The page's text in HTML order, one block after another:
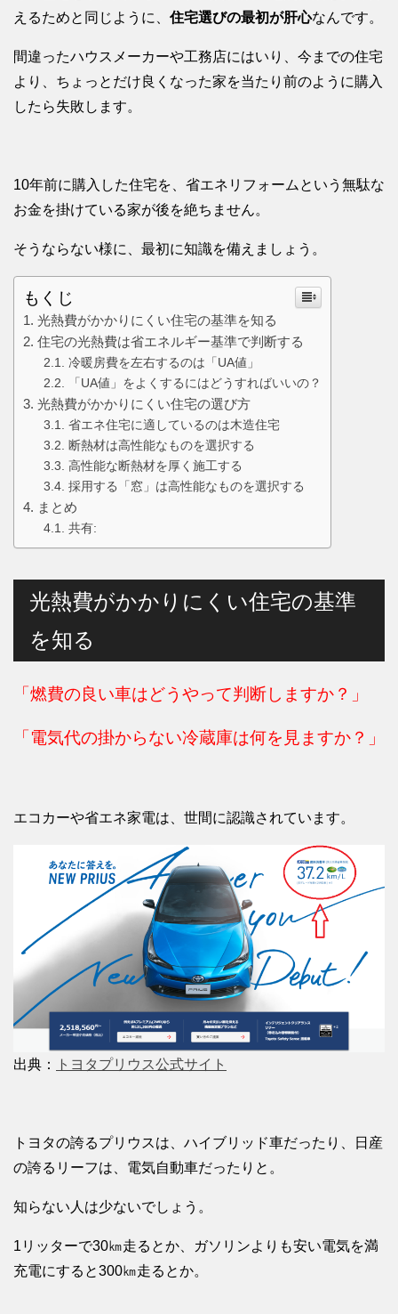
えるためと同じように、 住宅選びの最初が肝心なんです。
間違ったハウスメーカーや工務店にはいり、今までの住宅
より、ちょっとだけ良くなった家を当たり前のように購入
したら失敗します。
10年前に購入した住宅を、省エネリフォームという無駄な
お金を掛けている家が後を絶ちません。
そうならない様に、最初に知識を備えましょう。
もくじ
光熱費がかかりにくい住宅の基準を知る
住宅の光熱費は省エネルギー基準で判断する
冷暖房費を左右するのは「UA値」
「UA値」をよくするにはどうすればいいの？
光熱費がかかりにくい住宅の選び方
省エネ住宅に適しているのは木造住宅
断熱材は高性能なものを選択する
高性能な断熱材を厚く施工する
採用する「窓」は高性能なものを選択する
まとめ
共有:
光熱費がかかりにくい住宅の基準
を知る
「燃費の良い車はどうやって判断しますか？」
「電気代の掛からない冷蔵庫は何を見ますか？」
エコカーや省エネ家電は、世間に認識されています。
出典： トヨタプリウス公式サイト
トヨタの誇るプリウスは、ハイブリッド車だったり、日産
の誇るリーフは、電気自動車だったりと。
知らない人は少ないでしょう。
1リッターで30㎞走るとか、ガソリンよりも安い電気を満
充電にすると300㎞走るとか。